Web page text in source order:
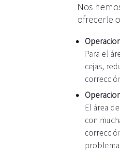
Nos
ofrecerle
Para el
cejas,
El área
con